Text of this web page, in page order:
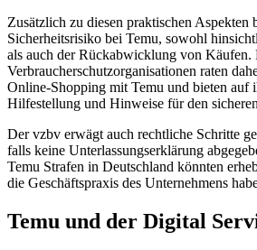
Zusätzlich zu diesen praktischen Aspekten
Sicherheitsrisiko bei Temu, sowohl
als auch der Rückabwicklung von Käufen.
Verbraucherschutzorganisationen raten
Online-Shopping mit Temu und bieten auf
Hilfestellung und Hinweise für den
Der vzbv erwägt auch rechtliche Schritte
falls keine Unterlassungserklärung
Temu Strafen in Deutschland könnten
die Geschäftspraxis des Unternehmens
Temu und der Digital